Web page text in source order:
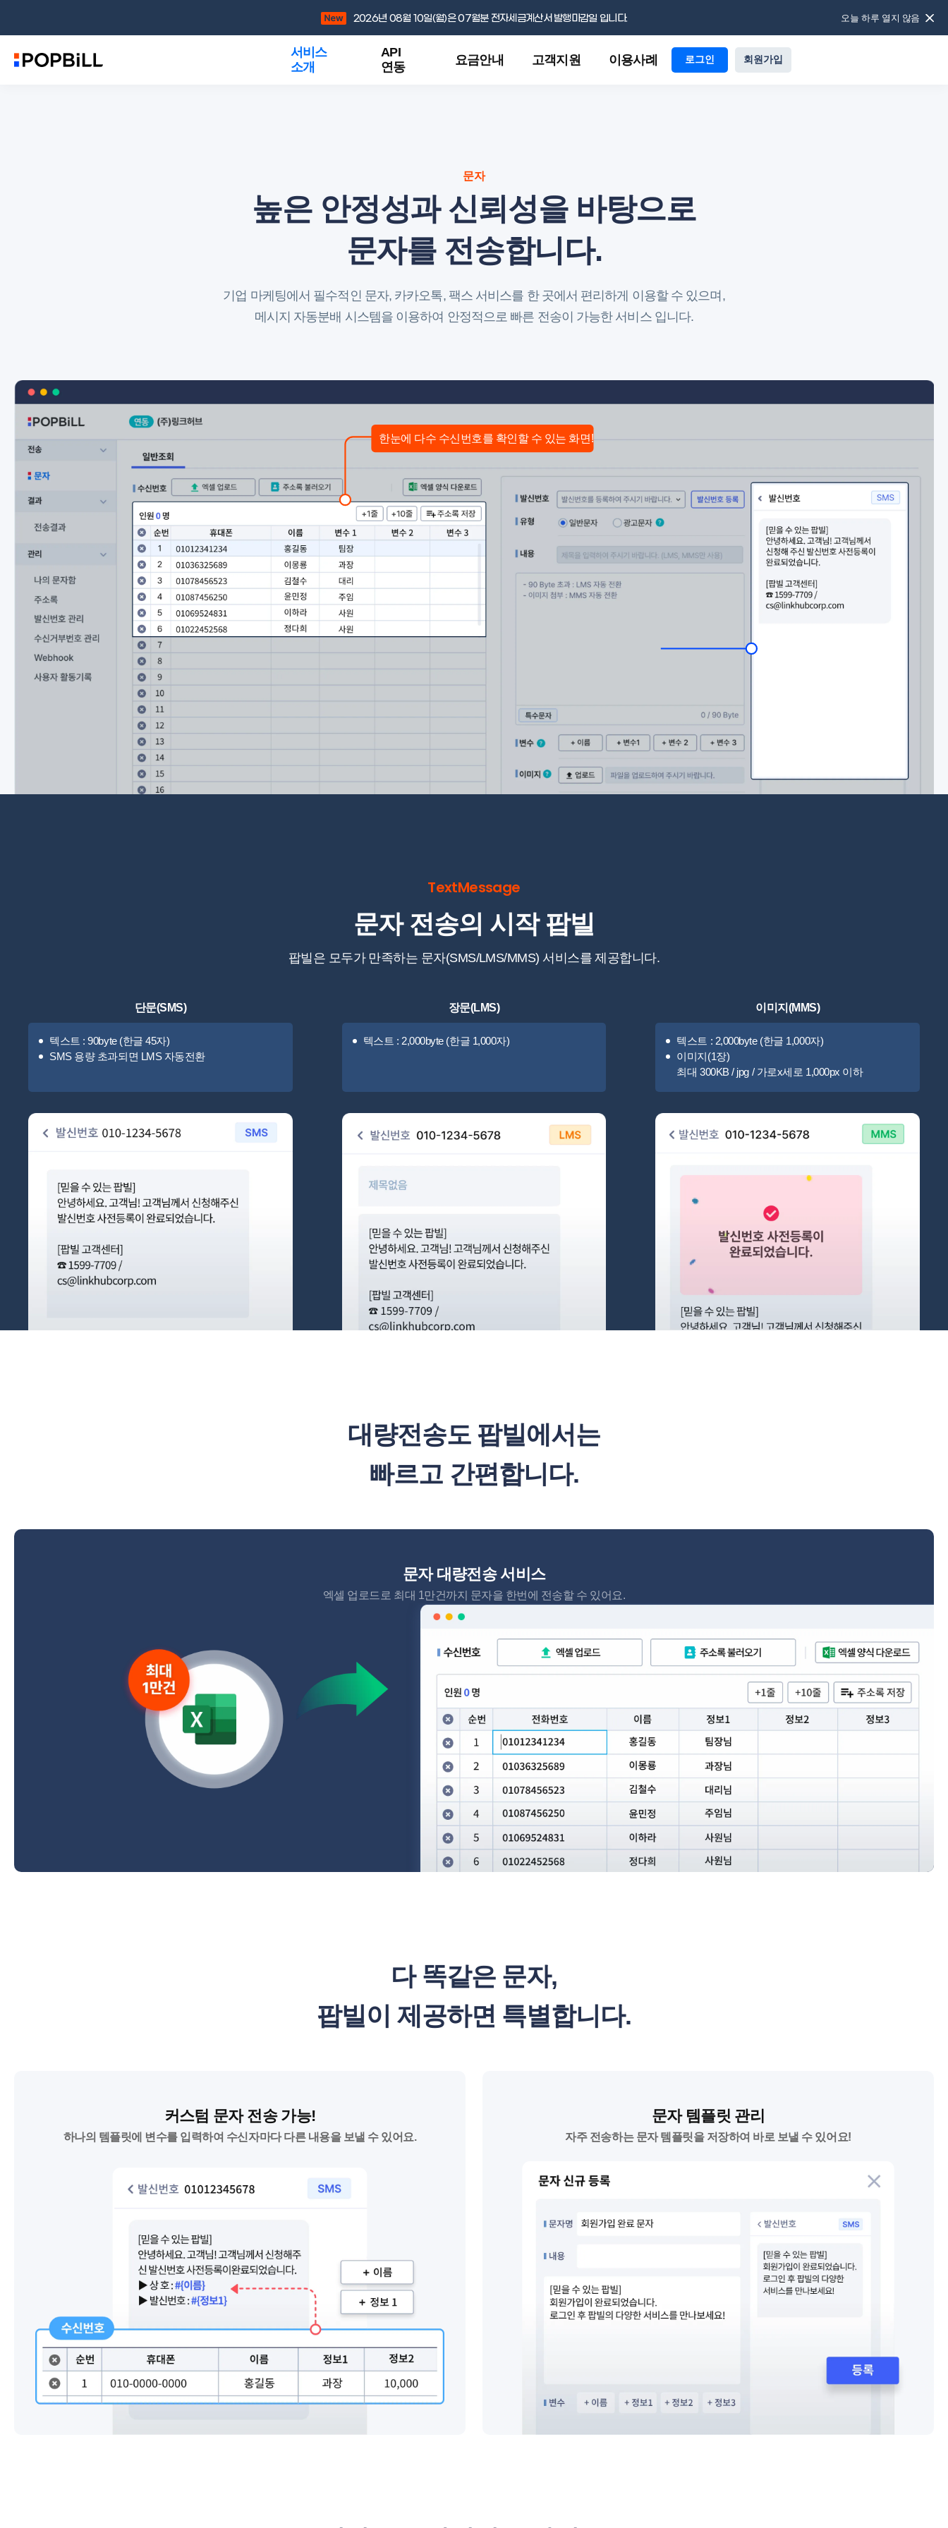
2026년 08월 10일(월)은 07월분 전자세금계산서 발행마감일 입니다. 오늘 하루 열지 않음
서비스
소개
API
연동
요금안내 고객지원 이용사례 로그인 회원가입
문자
높은 안정성과 신뢰성을 바탕으로
문자를 전송합니다.
기업 마케팅에서 필수적인 문자, 카카오톡, 팩스 서비스를 한 곳에서 편리하게 이용할 수 있으며,
메시지 자동분배 시스템을 이용하여 안정적으로 빠른 전송이 가능한 서비스 입니다.
한눈에 다수 수신번호를 확인할 수 있는 화면!
뷰어로 전송될 문자 내용 확인 가능!
TextMessage
문자 전송의 시작 팝빌
팝빌은 모두가 만족하는 문자(SMS/LMS/MMS) 서비스를 제공합니다.
단문(SMS)
텍스트 : 90byte (한글 45자)
SMS 용량 초과되면 LMS 자동전환
장문(LMS)
텍스트 : 2,000byte (한글 1,000자)
이미지(MMS)
텍스트 : 2,000byte (한글 1,000자)
이미지(1장)
최대 300KB / jpg / 가로x세로 1,000px 이하
대량전송도 팝빌에서는
빠르고 간편합니다.
문자 대량전송 서비스
엑셀 업로드로 최대 1만건까지 문자을 한번에 전송할 수 있어요.
다 똑같은 문자,
팝빌이 제공하면 특별합니다.
커스텀 문자 전송 가능!
하나의 템플릿에 변수를 입력하여 수신자마다 다른 내용을 보낼 수 있어요.
문자 템플릿 관리
자주 전송하는 문자 템플릿을 저장하여 바로 보낼 수 있어요!